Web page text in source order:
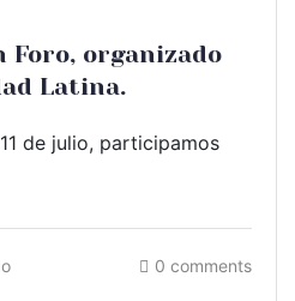
Foro, organizado
Latina.
de julio, participamos
0 comments